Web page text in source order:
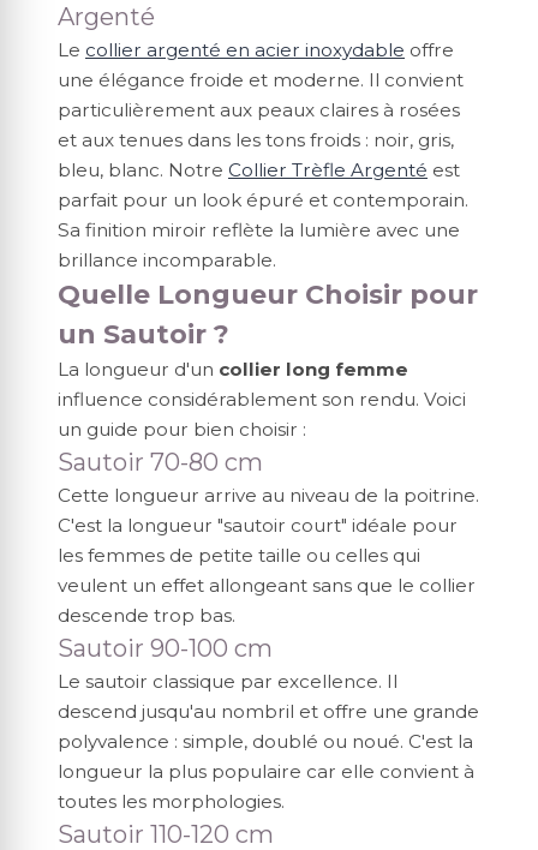
Argenté
Le collier argenté en acier inoxydable offre
une élégance froide et moderne. Il convient
particulièrement aux peaux claires à rosées
et aux tenues dans les tons froids : noir, gris,
bleu, blanc. Notre Collier Trèfle Argenté est
parfait pour un look épuré et contemporain.
Sa finition miroir reflète la lumière avec une
brillance incomparable.
Quelle Longueur Choisir pour
un Sautoir ?
La longueur d'un collier long femme
influence considérablement son rendu. Voici
un guide pour bien choisir :
Sautoir 70-80 cm
Cette longueur arrive au niveau de la poitrine.
C'est la longueur "sautoir court" idéale pour
les femmes de petite taille ou celles qui
veulent un effet allongeant sans que le collier
descende trop bas.
Sautoir 90-100 cm
Le sautoir classique par excellence. Il
descend jusqu'au nombril et offre une grande
polyvalence : simple, doublé ou noué. C'est la
longueur la plus populaire car elle convient à
toutes les morphologies.
Sautoir 110-120 cm